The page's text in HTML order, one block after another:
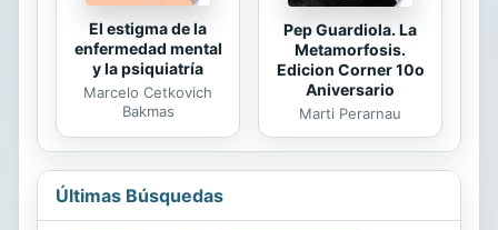
El estigma de la
enfermedad mental
y la psiquiatría
Marcelo Cetkovich
Bakmas
Pep Guardiola. La
Metamorfosis.
Edicion Corner 10o
Aniversario
Marti Perarnau
Últimas Búsquedas